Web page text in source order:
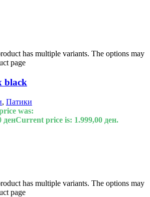
has multiple variants. The options may
page
black
, Патики
was:
денCurrent price is: 1.999,00 ден.
has multiple variants. The options may
page